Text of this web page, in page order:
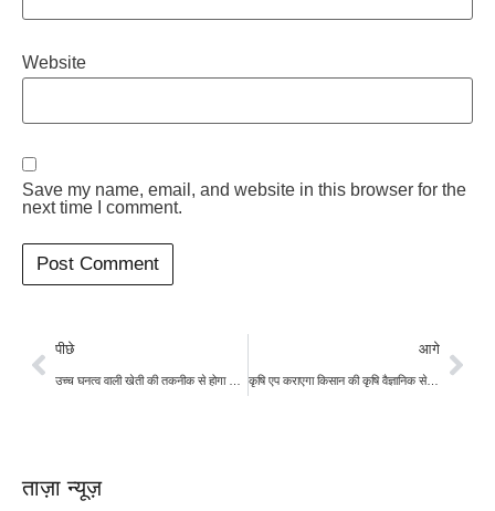
Website
Save my name, email, and website in this browser for the
next time I comment.
पीछे आगे
कृषि एप कराएगा किसान की कृषि वैज्ञानिक से बातचीत, जिससे होगी फसल की बीमारी दूर
ताज़ा न्यूज़